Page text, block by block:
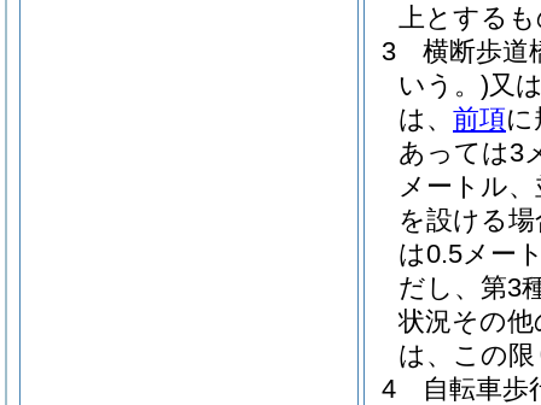
上とする
3
横断歩道
いう。)又
は、 前項に
あっては3
メートル
を設ける
は0.5メー
だし、第3
状況その
は、この
4
自転車歩